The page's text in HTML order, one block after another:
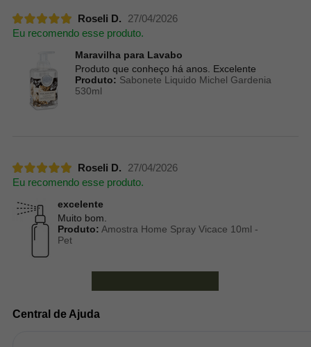
Roseli D.
27/04/2026
Eu recomendo esse produto.
Maravilha para Lavabo
Produto que conheço há anos. Excelente
Produto: Sabonete Liquido Michel Gardenia
530ml
Roseli D.
27/04/2026
Eu recomendo esse produto.
excelente
Muito bom.
Produto: Amostra Home Spray Vicace 10ml -
Pet
Central de Ajuda